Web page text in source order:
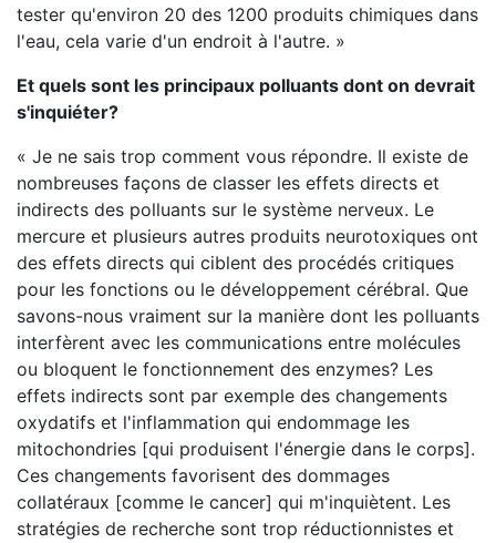
tester qu'environ 20 des 1200 produits chimiques dans
l'eau, cela varie d'un endroit à l'autre. »
Et quels sont les principaux polluants dont on devrait
s'inquiéter?
« Je ne sais trop comment vous répondre. Il existe de
nombreuses façons de classer les effets directs et
indirects des polluants sur le système nerveux. Le
mercure et plusieurs autres produits neurotoxiques ont
des effets directs qui ciblent des procédés critiques
pour les fonctions ou le développement cérébral. Que
savons-nous vraiment sur la manière dont les polluants
interfèrent avec les communications entre molécules
ou bloquent le fonctionnement des enzymes? Les
effets indirects sont par exemple des changements
oxydatifs et l'inflammation qui endommage les
mitochondries [qui produisent l'énergie dans le corps].
Ces changements favorisent des dommages
collatéraux [comme le cancer] qui m'inquiètent. Les
stratégies de recherche sont trop réductionnistes et